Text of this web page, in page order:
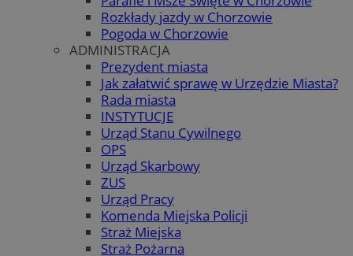
Rozkłady jazdy w Chorzowie
Pogoda w Chorzowie
ADMINISTRACJA
Prezydent miasta
Jak załatwić sprawę w Urzędzie Miasta?
Rada miasta
INSTYTUCJE
Urząd Stanu Cywilnego
OPS
Urząd Skarbowy
ZUS
Urząd Pracy
Komenda Miejska Policji
Straż Miejska
Straż Pożarna